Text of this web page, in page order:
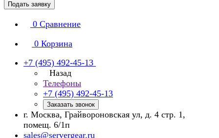
Подать заявку
0 Сравнение
0 Корзина
+7 (495) 492-45-13
Назад
Телефоны
+7 (495) 492-45-13
Заказать звонок
г. Москва, Грайвороновская ул, д. 4 стр. 1,
помещ. 6/1п
sales@servergear.ru